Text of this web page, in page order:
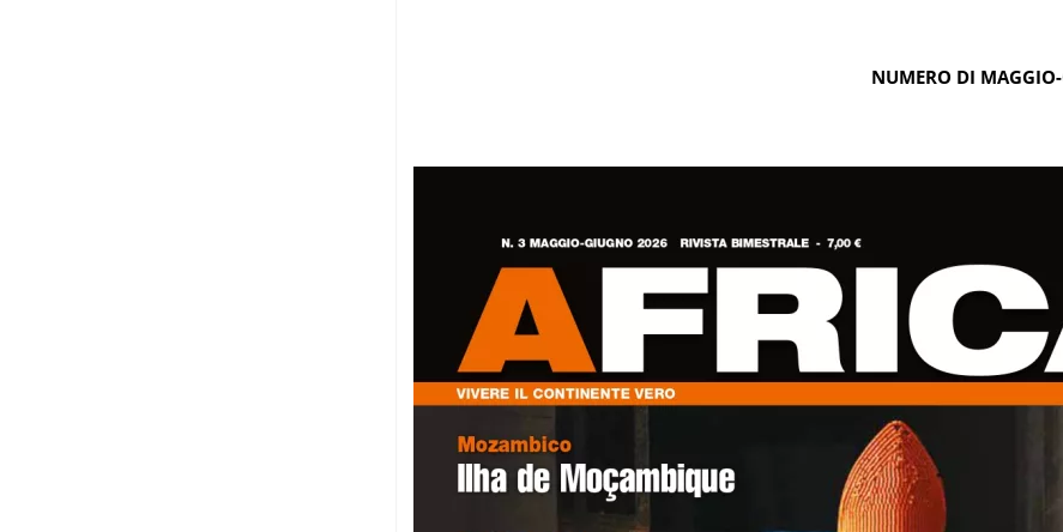
NUMERO DI